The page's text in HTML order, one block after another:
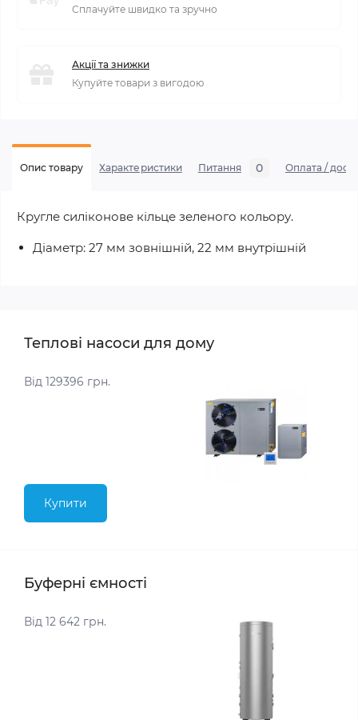
Сплачуйте швидко та зручно
Акції та знижки
Купуйте товари з вигодою
Опис товару Характеристики Питання 0 Оплата /
Кругле силіконове кільце зеленого кольору.
Діаметр: 27 мм зовнішній, 22 мм внутрішній
Теплові насоси для дому
Від 129396 грн.
Купити
Буферні ємності
Від 12 642 грн.